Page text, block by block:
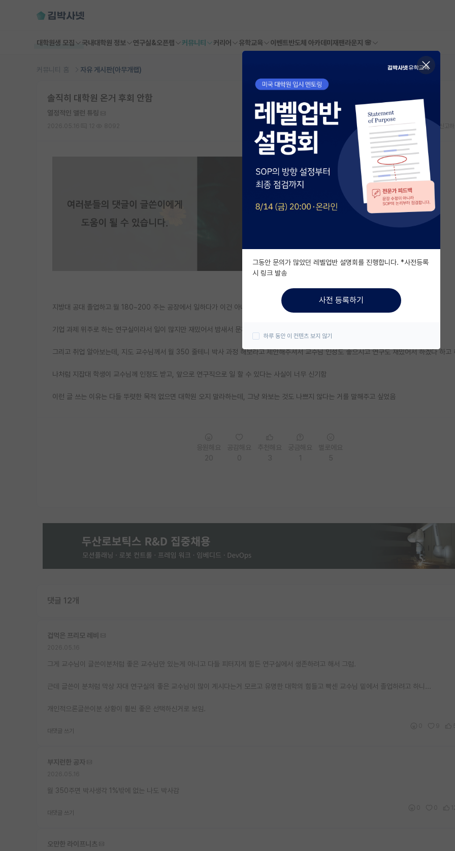
대학원생 모집 국내대학원 정보 연구실&오픈랩 커뮤니티 커리어 유학교육 이벤트반도체 아카데미 재팬라운지 🌸
커뮤니티 홈 자유 게시판(아무개랩)
솔직히 대학원 온거 후회 안함
열정적인 앨런 튜링
스크랩 신고
지방대 공대 졸업하고 월 180~200 주는 공장에서 일하다가 이건 아니다 싶어서 자대 대학원 들어왔는데
기업 과제 위주로 하는 연구실이라서 일이 많지만 재밌어서 밤새서 문제 해결하고, 정말 보람차게 석사를 마침
그리고 취업 알아보는데, 지도 교수님께서 월 350 줄테니 박사 과정 해보라고 제안해주셔서 교수님 인성도 좋으시고 연구도 재밌어서 하겠다 하고
나처럼 지잡대 학생이 교수님께 인정도 받고, 앞으로 연구직으로 일 할 수 있다는 사실이 너무 신기함
이런 글 쓰는 이유는 다들 뚜렷한 목적 없으면 대학원 오지 말라하는데, 그냥 와보는 것도 나쁘지 않다는 거를 말해주고 싶었음
댓글 12개
겁먹은 프리모 레비
그게 교수님이 글쓴이분처럼 좋은 교수님만 있는게 아니고 다들 피터지게 힘든 연구실에서 생존하려고 해서 그럼.
근데 글쓴이 분처럼 막상 자대 연구실의 좋은 교수님이 많이 계시다는거 모르고 유명한 대학의 힘들고 빡센 교수님 밑에서 졸업하려고 하니...
개인적으론글쓴이분 상황이 휠씬 좋은 선택하신거로 보임.
대댓글 쓰기
부지런한 공자
월 350주면 박사생각 1%밖에 없는 나도 박사감
대댓글 쓰기
오만한 라이프니츠
그동안 문의가 많았던 레벨업반 설명회를 진행합니다. *사전등록
시 링크 발송
사전 등록하기
하루 동안 이 컨텐츠 보지 않기